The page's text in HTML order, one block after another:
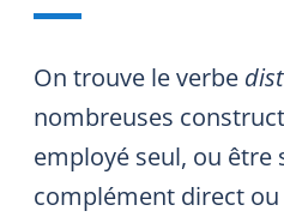
On trouve le verbe
nombreuses
employé seul, ou être
complément direct